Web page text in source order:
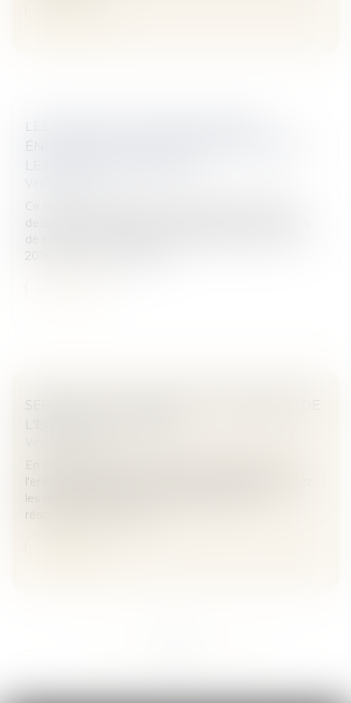
LES CONTRATS DE PERFORMANCE
ÉNERGÉTIQUE MONTENT EN PUISSANCE -
LE MONITEUR © WORDLE
Ce n’est qu’un échantillon. Mais il permet déjà de
dessiner des tendances. L’Observatoire des contrats
de performance énergétique (OCPE), lancé en mai
2016 par le CSTB, l’Ademe...
SÉPARATION DES PARENTS : RÉSIDENCE DE
L'ENFANT | JUSTICE.FR
En cas de séparation des parents, la résidence de
l'enfant est fixée soit chez l'un des parents, soit chez
les deux parents en cas de garde alternée. La
résidence de l'enfant pe...